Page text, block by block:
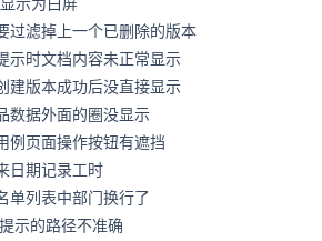
示为白屏
过滤掉上一个已删除的版本
示时文档内容未正常显示
建版本成功后没直接显示
数据外面的圈没显示
例页面操作按钮有遮挡
日期记录工时
单列表中部门换行了
示的路径不准确